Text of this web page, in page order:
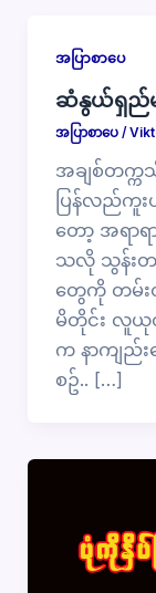
အပြာစာပေ
ဆံနွယ်ရှည်မ
အပြာစာပေ/
အချစ်တက္က
ပြန်လည်ကူ
တော့ အရာ
သလို သွန်း
တွေကို တမ်
မိတိုင်း လူ
က နာကျည်
စဥ်.. […]